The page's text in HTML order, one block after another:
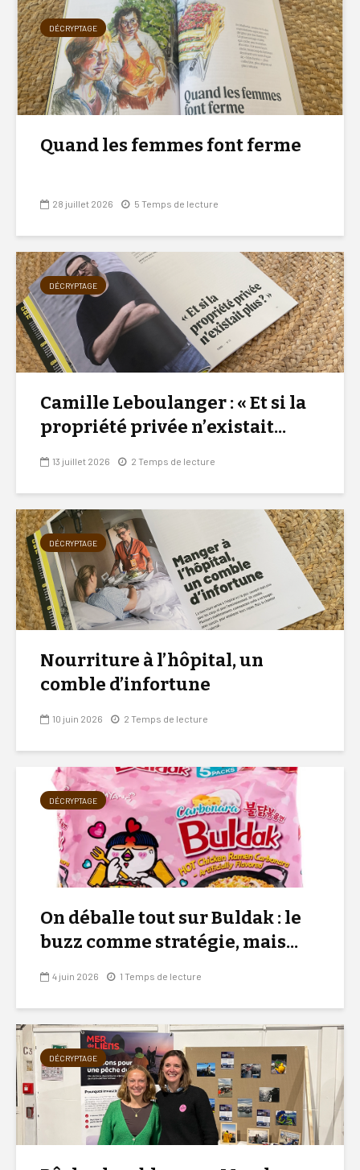
DÉCRYPTAGE
Quand les femmes font ferme
28 juillet 2026 5 Temps de lecture
DÉCRYPTAGE
Camille Leboulanger : « Et si la
propriété privée n’existait...
13 juillet 2026 2 Temps de lecture
DÉCRYPTAGE
Nourriture à l’hôpital, un
comble d’infortune
10 juin 2026 2 Temps de lecture
DÉCRYPTAGE
On déballe tout sur Buldak : le
buzz comme stratégie, mais...
4 juin 2026 1 Temps de lecture
DÉCRYPTAGE